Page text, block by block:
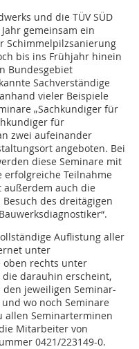
und die TÜV SÜD
gemeinsam ein
Schimmelpilzsanierung
bis ins Frühjahr hinein
Bundesgebiet
Sachverständige
vieler Beispiele
„Sachkundiger für
für
zwei aufeinander
angeboten. Bei
diese Seminare mit
erfolgreiche Teilnahme
außerdem auch die
des dreitägigen
Auflistung aller
unter
oben rechts unter
die darauhin erscheint,
jeweiligen Seminar-
wo noch Seminare
allen Seminarterminen
Mitarbeiter von
0421/223149-0.